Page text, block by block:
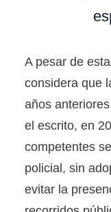
A pesar de
considera que
años
el escrito, en
competentes
policial, sin
evitar la